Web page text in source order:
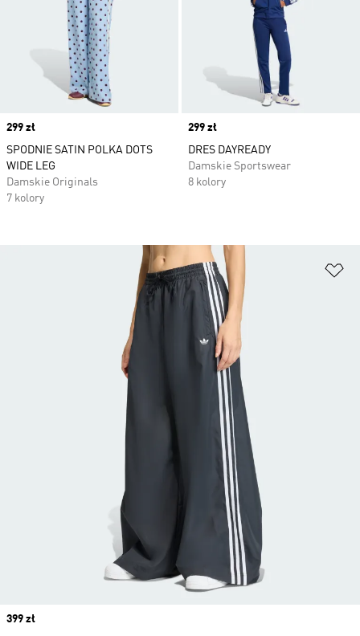
Price
299 zł
SPODNIE SATIN POLKA DOTS
WIDE LEG
Damskie Originals
7 kolory
Price
299 zł
DRES DAYREADY
Damskie Sportswear
8 kolory
Price
399 zł